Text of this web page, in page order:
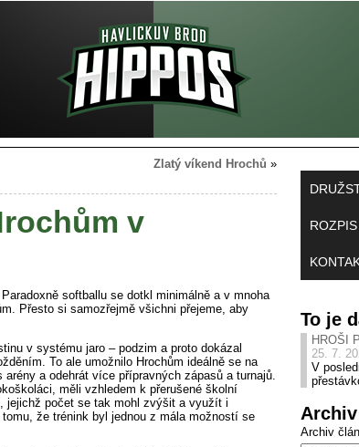
Zlatý víkend Hrochů »
v
softballu se dotkl minimálně a v mnoha
Přesto si samozřejmě všichni přejeme, aby
v systému jaro – podzim a proto dokázal
To ale umožnilo Hrochům ideálně se na
a odehrát více přípravných zápasů a turnajů.
měli vzhledem k přerušené školní
jejichž počet se tak mohl zvýšit a využít i
že trénink byl jednou z mála možností se
To je
HROŠI
25. 7.
V
Archiv